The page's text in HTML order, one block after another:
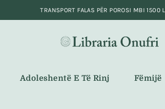
Adoleshentë E Të Rinj Fëmijë